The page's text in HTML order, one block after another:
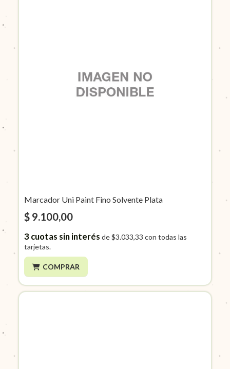
Marcador Uni Paint Fino Solvente Plata
$ 9.100,00
3cuotas sin interés de$3.033,33 con todas las
tarjetas.
COMPRAR